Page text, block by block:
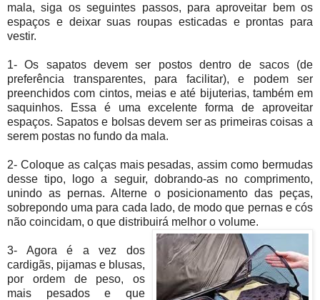
mala, siga os seguintes passos, para aproveitar bem os
espaços e deixar suas roupas esticadas e prontas para
vestir.
1- Os sapatos devem ser postos dentro de sacos (de
preferência transparentes, para facilitar), e podem ser
preenchidos com cintos, meias e até bijuterias, também em
saquinhos. Essa é uma excelente forma de aproveitar
espaços. Sapatos e bolsas devem ser as primeiras coisas a
serem postas no fundo da mala.
2- Coloque as calças mais pesadas, assim como bermudas
desse tipo, logo a seguir, dobrando-as no comprimento,
unindo as pernas. Alterne o posicionamento das peças,
sobrepondo uma para cada lado, de modo que pernas e cós
não coincidam, o que distribuirá melhor o volume.
3- Agora é a vez dos
cardigãs, pijamas e blusas,
por ordem de peso, os
mais pesados e que